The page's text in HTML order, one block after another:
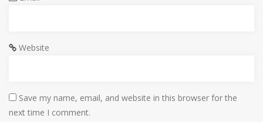
Website
Save my name, email, and website in this browser for the
next time I comment.